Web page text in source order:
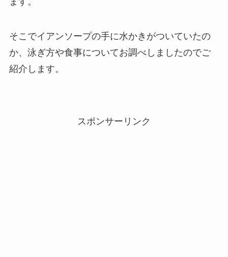
そこでイアンソープの手に水かきがついていたの
か、泳ぎ方や食事についてお調べしましたのでご
紹介します。
スポンサーリンク